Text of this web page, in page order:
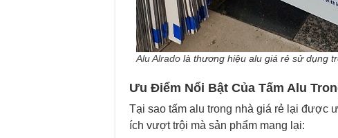
Alu Alrado là thương hiệu alu giá rẻ sử dụng
Ưu Điểm Nổi Bật Của Tấm Alu
Tại sao tấm alu trong nhà giá rẻ lại được
ích vượt trội mà sản phẩm mang lại: